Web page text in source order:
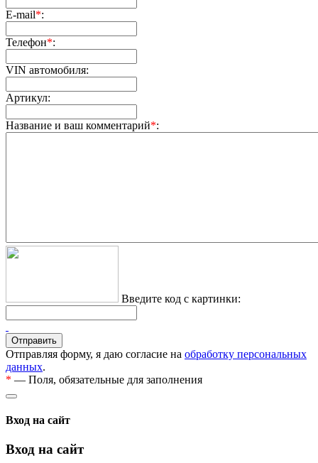
E-mail*:
Телефон*:
VIN автомобиля:
Артикул:
Название и ваш комментарий*:
Введите код с картинки:
Отправляя форму, я даю согласие на обработку персональных
данных.
* — Поля, обязательные для заполнения
Вход на сайт
Вход на сайт